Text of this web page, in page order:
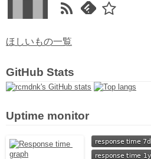
ほしいもの一覧
GitHub Stats
Uptime monitor